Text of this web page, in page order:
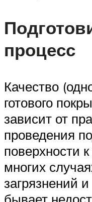
процесс
Качество
готового
зависит от
проведения
поверхности
многих
загрязнений